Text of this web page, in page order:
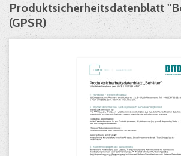
Produktsicherheitsdatenblatt
(GPSR)